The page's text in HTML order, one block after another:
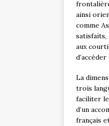
ainsi
comme
satisfaits,
aux
La
trois
faciliter
d’un
français